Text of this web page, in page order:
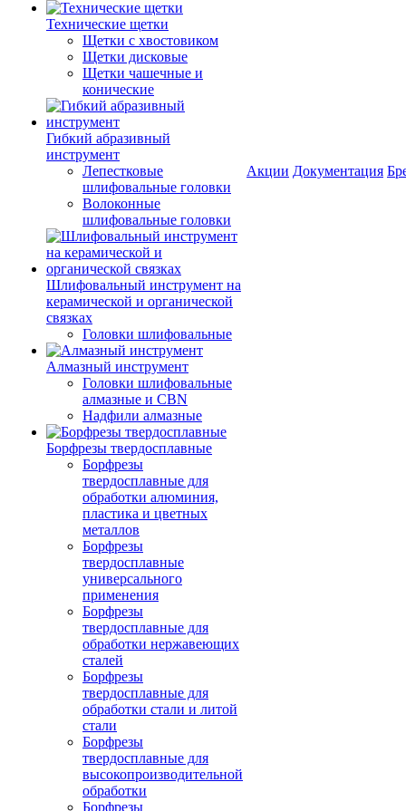
Технические щетки
Щетки с хвостовиком
Щетки дисковые
Щетки чашечные и
конические
Гибкий абразивный
инструмент
Лепестковые
шлифовальные головки
Волоконные
шлифовальные головки
Шлифовальный инструмент на
керамической и органической
связках
Головки шлифовальные
Алмазный инструмент
Головки шлифовальные
алмазные и CBN
Надфили алмазные
Борфрезы твердосплавные
Борфрезы
твердосплавные для
обработки алюминия,
пластика и цветных
металлов
Борфрезы
твердосплавные
универсального
применения
Борфрезы
твердосплавные для
обработки нержавеющих
сталей
Борфрезы
твердосплавные для
обработки стали и литой
стали
Борфрезы
твердосплавные для
высокопроизводительной
обработки
Борфрезы
Акции Документация